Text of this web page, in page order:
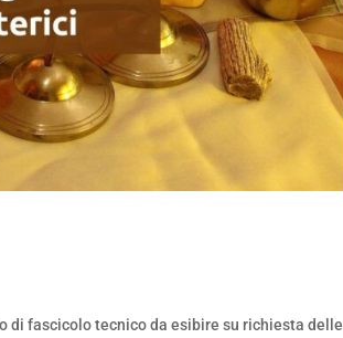
di fascicolo tecnico da esibire su richiesta delle